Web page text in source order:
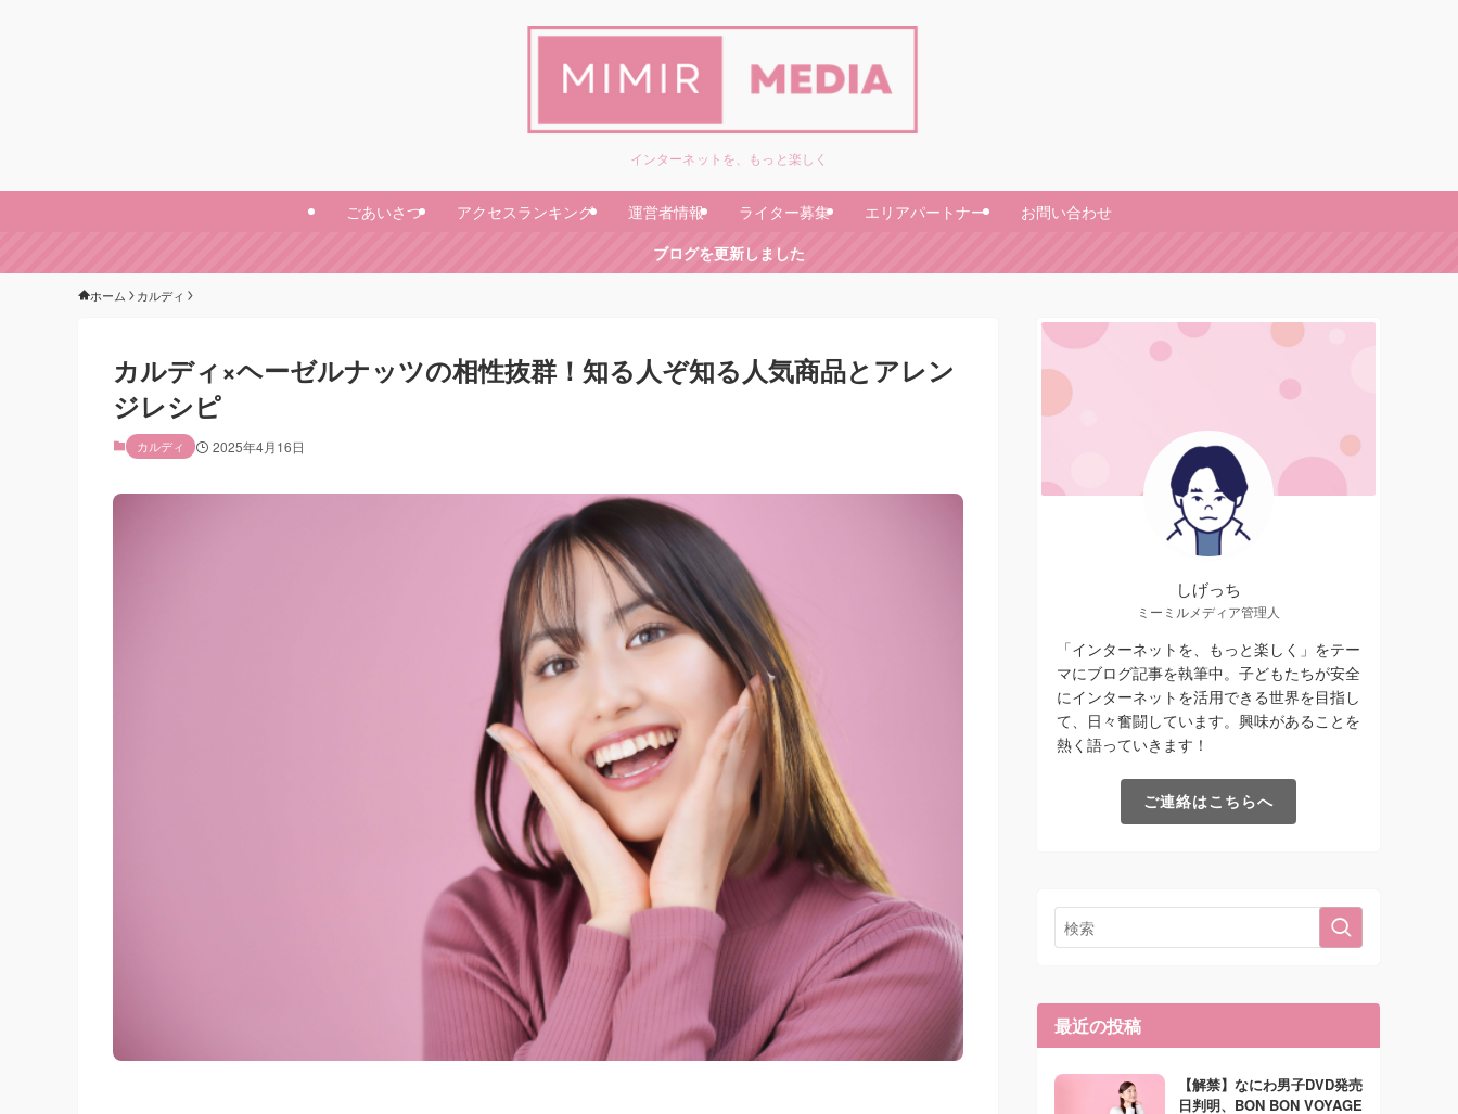
インターネットを、もっと楽しく
ごあいさつ アクセスランキング 運営者情報 ライター募集 エリアパートナー
お問い合わせ
ブログを更新しました
ホーム カルディ
カルディ×ヘーゼルナッツの相性抜群！知る人ぞ知る人気商品とアレン
ジレシピ
カルディ 2025年4月16日
しげっち
ミーミルメディア管理人
「インターネットを、もっと楽しく」をテー
マにブログ記事を執筆中。子どもたちが安全
にインターネットを活用できる世界を目指し
て、日々奮闘しています。興味があることを
熱く語っていきます！
ご連絡はこちらへ
最近の投稿
【解禁】なにわ男子DVD発売
日判明、BON BON VOYAGE